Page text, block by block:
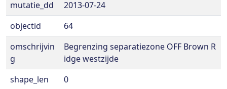
mutatie_dd
2013-07-24
objectid
64
omschrijvin
g
Begrenzing separatiezone OFF Brown R
idge westzijde
shape_len
0